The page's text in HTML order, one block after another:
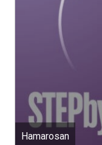
Hamarosan